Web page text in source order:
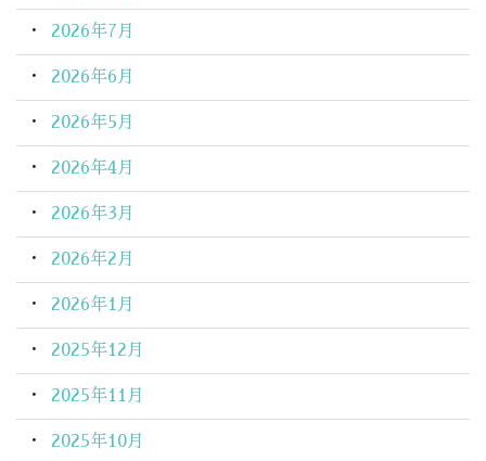
2026年7月
2026年6月
2026年5月
2026年4月
2026年3月
2026年2月
2026年1月
2025年12月
2025年11月
2025年10月